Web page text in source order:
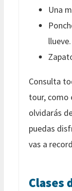
Una
llueve.
Consulta
tour, como
olvidarás
puedas
vas a
Clases